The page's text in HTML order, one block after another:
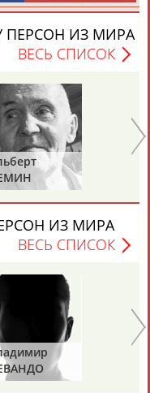
Герман
АБДУЛАЕВ
АБДУЛБЕКОВ
Назир
АБДУЛЛАЕВ
ПЕРСОН ИЗ МИРА
ВЕСЬ СПИСОК
Валерий
КОСТЮЧЕНКО
ИЗ МИРА
ВЕСЬ СПИСОК
Тамара
КРАВЧЕНКО
(СОСНОВА)